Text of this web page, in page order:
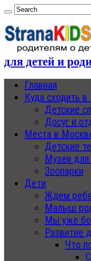
для детей и
Главная
Куда сходить
Детские
Досуг и
Места в
Детские
Музеи для
Зоопарки
Дети
Ждем
Малыш
Мы уже
Развитие
Что